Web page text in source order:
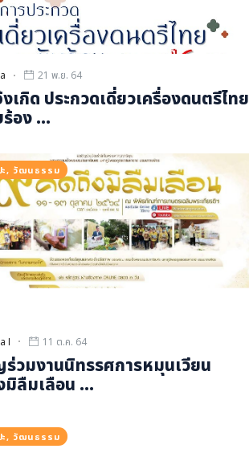
21 พ.ย. 64
เกิด ประกวดเดี่ยวเครื่องดนตรีไทย
อง ...
ะ, วัฒนธรรม
I 11 ต.ค. 64
วมงานนิทรรศการหมุนเวียน
ลืมเลือน ...
ะ, วัฒนธรรม